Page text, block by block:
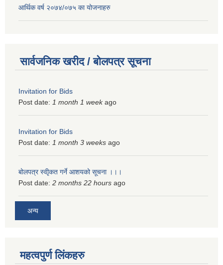
आर्थिक वर्ष २०७४/०७५ का योजनाहरु
सार्वजनिक खरीद / बोलपत्र सूचना
Invitation for Bids
Post date: 1 month 1 weekago
Invitation for Bids
Post date: 1 month 3 weeks ago
बोलपत्र स्वीृकत गर्ने आशयको सूचना ।।।
Post date: 2 months 22 hours ago
अन्य
महत्वपुर्ण लिंकहरु